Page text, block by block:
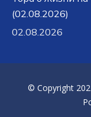
(02.08.2026)
02.08.2026
© Copyright